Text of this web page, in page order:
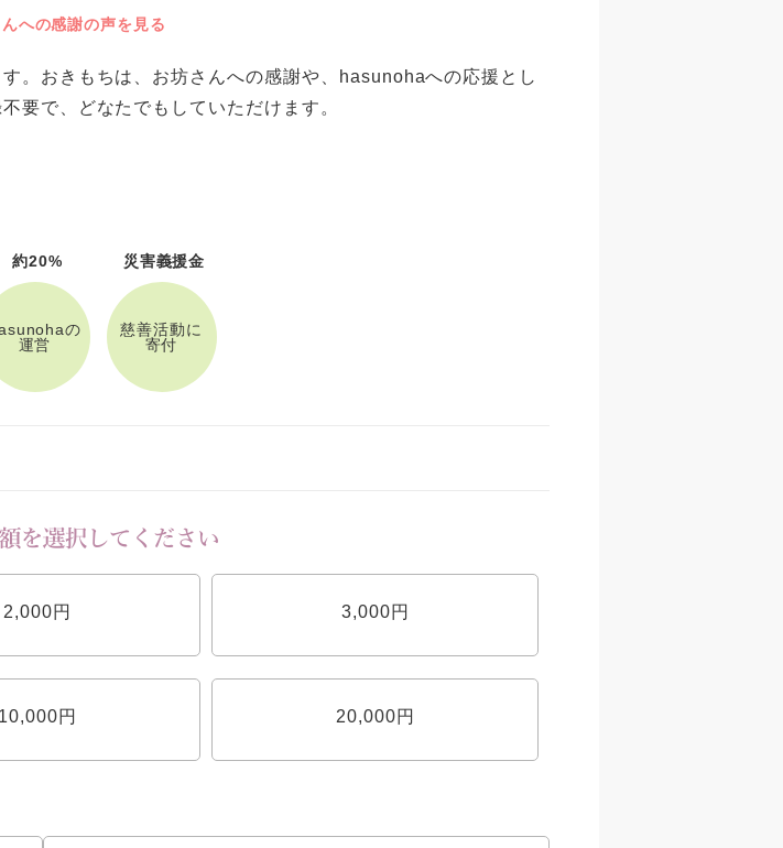
への感謝の声を見る
。おきもちは、お坊さんへの感謝や、hasunohaへの応援とし
要で、どなたでもしていただけます。
約20%
の
運営
災害義援金
慈善活動に
寄付
2,000円 3,000円
10,000円 20,000円